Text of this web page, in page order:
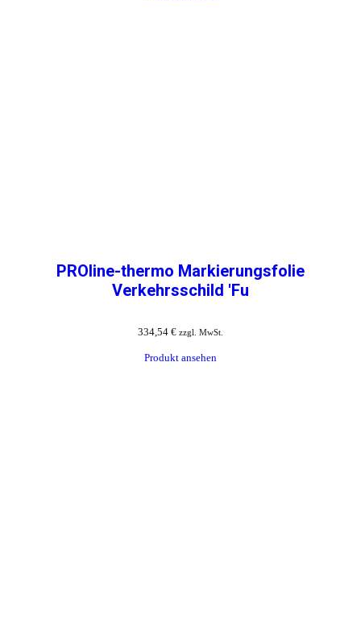
PROline-thermo Markierungsfolie
Verkehrsschild 'Fu
334,54 € zzgl. MwSt.
Produkt ansehen